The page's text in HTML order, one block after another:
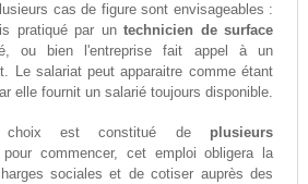
cas de figure sont envisageables :
pratiqué par untechnicien de surface
ou bien l'entreprise fait appel à un
Le salariat peut apparaitre comme étant
elle fournit un salarié toujours disponible.
choix est constitué de plusieurs
commencer, cet emploi obligera la
sociales et de cotiser auprès des